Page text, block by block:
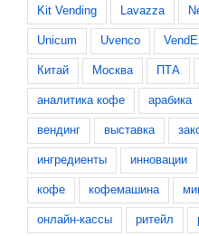
Kit Vending Lavazza
Unicum Uvenco
Китай Москва ПТА
аналитика кофе арабика
вендинг выставка
ингредиенты инновации
кофе кофемашина
онлайн-кассы ритейл